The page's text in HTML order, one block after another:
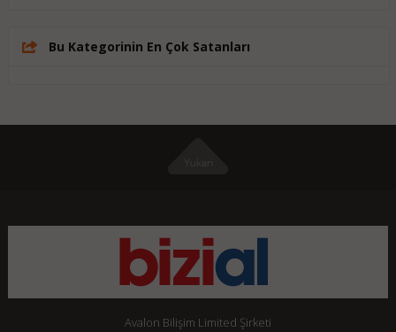
Bu Kategorinin En Çok Satanları
Avalon Bilişim Limited Şirketi